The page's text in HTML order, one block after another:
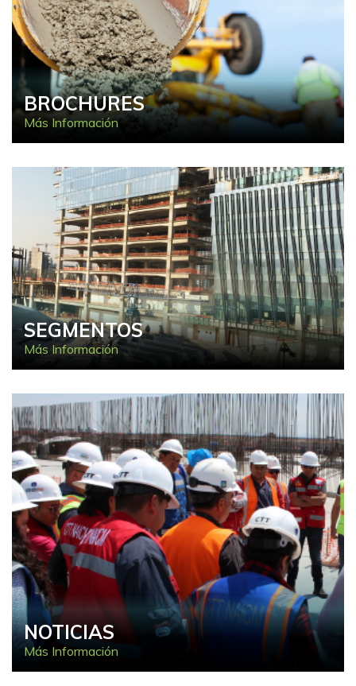
BROCHURES
Más Información
SEGMENTOS
Más Información
NOTICIAS
Más Información